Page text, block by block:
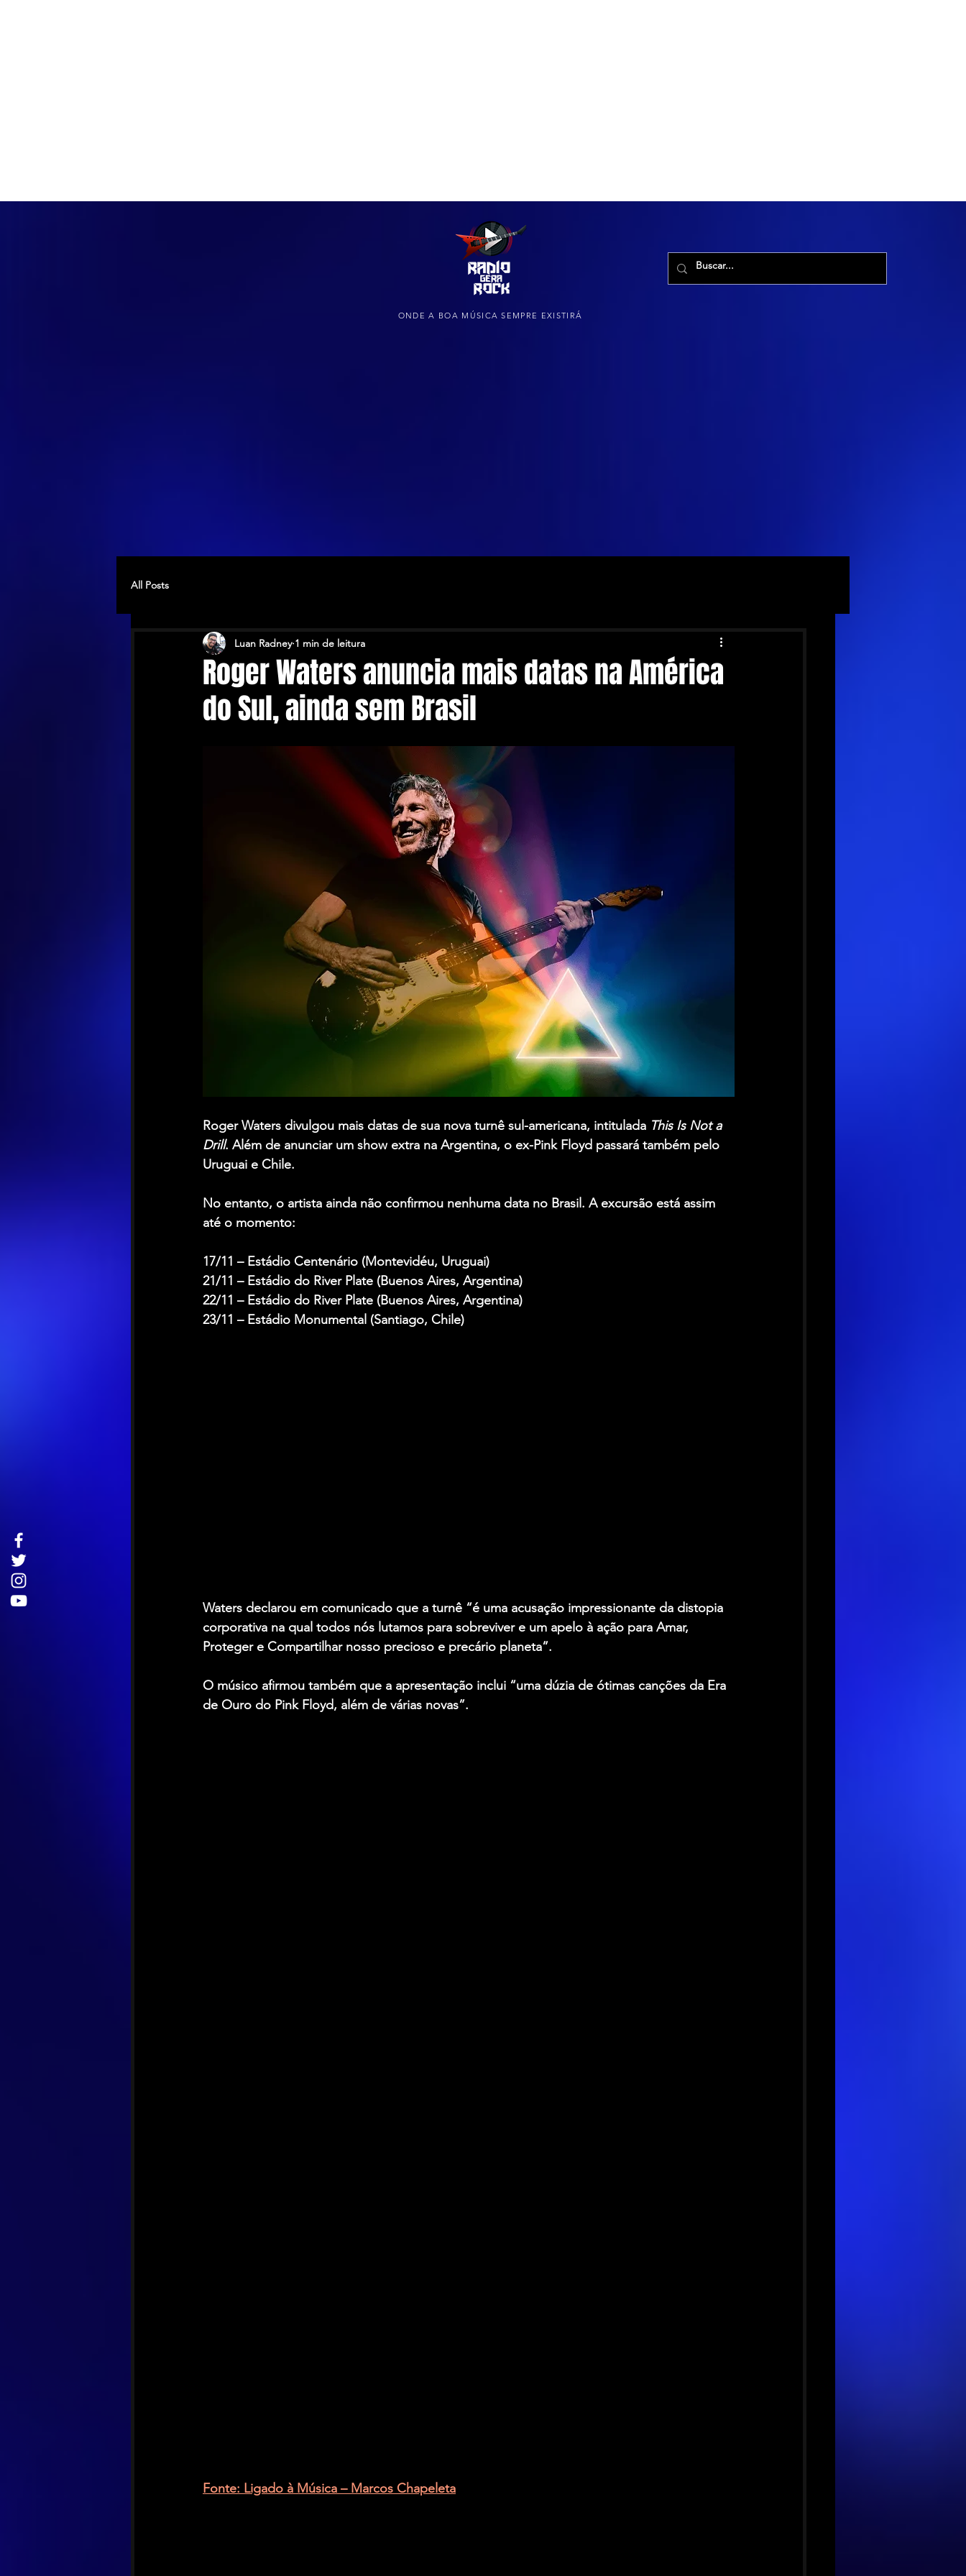
ONDE A BOA MÚSICA SEMPRE EXISTIRÁ
All Posts
Roger Waters anuncia mais datas na América
do Sul, ainda sem Brasil
Luan Radney 1 min de leitura
Roger Waters divulgou mais datas de sua nova turnê sul-americana, intitulada This Is Not a
Drill. Além de anunciar um show extra na Argentina, o ex-Pink Floyd passará também pelo
Uruguai e Chile.
No entanto, o artista ainda não confirmou nenhuma data no Brasil. A excursão está assim
até o momento:
17/11 – Estádio Centenário (Montevidéu, Uruguai)
21/11 – Estádio do River Plate (Buenos Aires, Argentina)
22/11 – Estádio do River Plate (Buenos Aires, Argentina)
23/11 – Estádio Monumental (Santiago, Chile)
Waters declarou em comunicado que a turnê “é uma acusação impressionante da distopia
corporativa na qual todos nós lutamos para sobreviver e um apelo à ação para Amar,
Proteger e Compartilhar nosso precioso e precário planeta”.
O músico afirmou também que a apresentação inclui “uma dúzia de ótimas canções da Era
de Ouro do Pink Floyd, além de várias novas”.
Fonte: Ligado à Música – Marcos Chapeleta